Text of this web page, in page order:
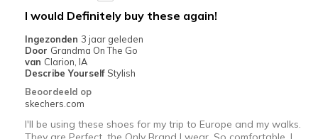
I would Definitely buy these again!
Ingezonden 3 jaar geleden
Door Grandma On The Go
van Clarion, IA
Describe Yourself Stylish
Beoordeeld op
skechers.com
I'll be using these shoes for my trip to Europe and my walks.